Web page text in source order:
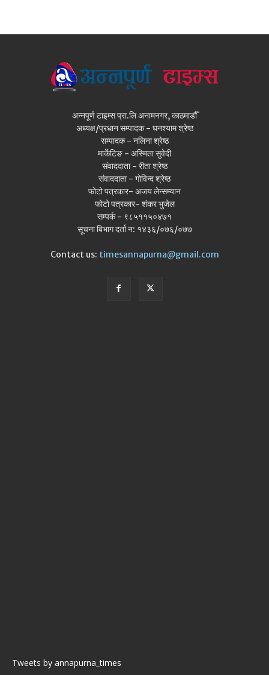
अन्नपूर्ण टाइम्स प्रा.लि अनामनगर, काठमाडौँ
अध्यक्ष/प्रधान सम्पादक - घनश्याम श्रेष्ठ
सम्पादक - नलिना श्रेष्ठ
मार्केटिङ - अस्मिता सुवेदी
संवाददाता - रीता श्रेष्ठ
संवाददाता - गोविन्द श्रेष्ठ
फोटो पत्रकार- अजय लेन्सम्यान
फोटो पत्रकार- शंकर भुजेल
सम्पर्क - ९८५११५०४७१
सूचना बिभाग दर्ता न: १४३६/०७६/०७७
Contact us: timesannapurna@gmail.com
Tweets by annapurna_times